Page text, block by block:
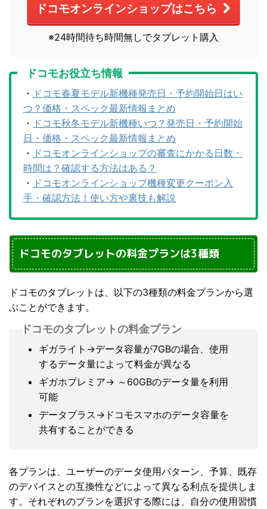
ドコモオンラインショップはこちら
※24時間待ち時間無しでタブレット購入
ドコモお役立ち情報
・ ドコモ春夏モデル新機種発売日・予約開始日はい
つ？価格・スペック最新情報まとめ
・ ドコモ秋冬モデル新機種いつ？発売日・予約開始
日・価格・スペック最新情報まとめ
・ ドコモオンラインショップの審査にかかる日数・
時間は？確認する方法はある？
・ ドコモオンラインショップ機種変更クーポン入
手・確認方法！使い方や裏技も解説
ドコモのタブレットの料金プランは3種類
ドコモのタブレットは、以下の3種類の料金プランから選
ぶことができます。
ドコモのタブレットの料金プラン
ギガライト→データ容量が7GBの場合、使用
するデータ量によって料金が異なる
ギガホプレミア→ ～60GBのデータ量を利用
可能
データプラス→ドコモスマホのデータ容量を
共有することができる
各プランは、ユーザーのデータ使用パターン、予算、既存
のデバイスとの互換性などによって異なる利点を提供しま
す。それぞれのプランを選択する際には、自分の使用習慣